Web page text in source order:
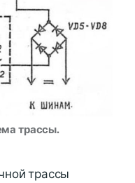
трассы.
трассы